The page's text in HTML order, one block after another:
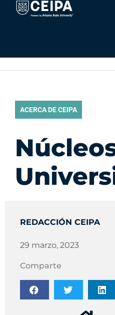
contenido
ACERCA DE CEIPA
REDACCIÓN CEIPA
29 marzo, 2023
Comparte